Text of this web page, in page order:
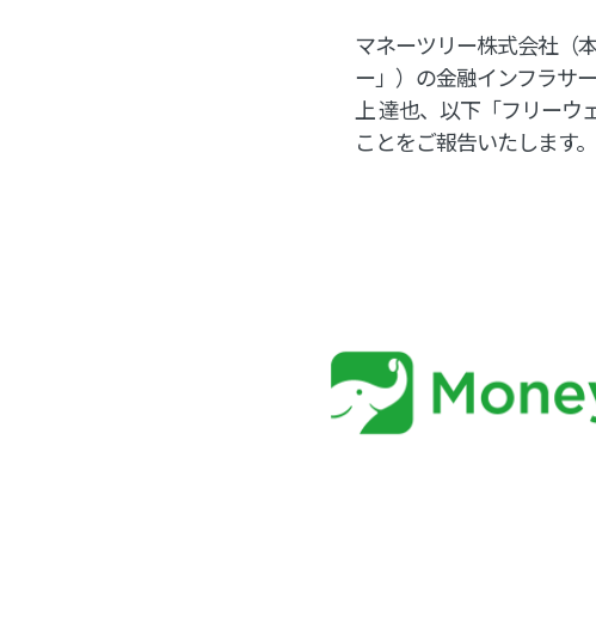
マネーツリー株式会社（
ー」）の金融インフラサ
上 達也、以下「フリー
ことをご報告いたします。